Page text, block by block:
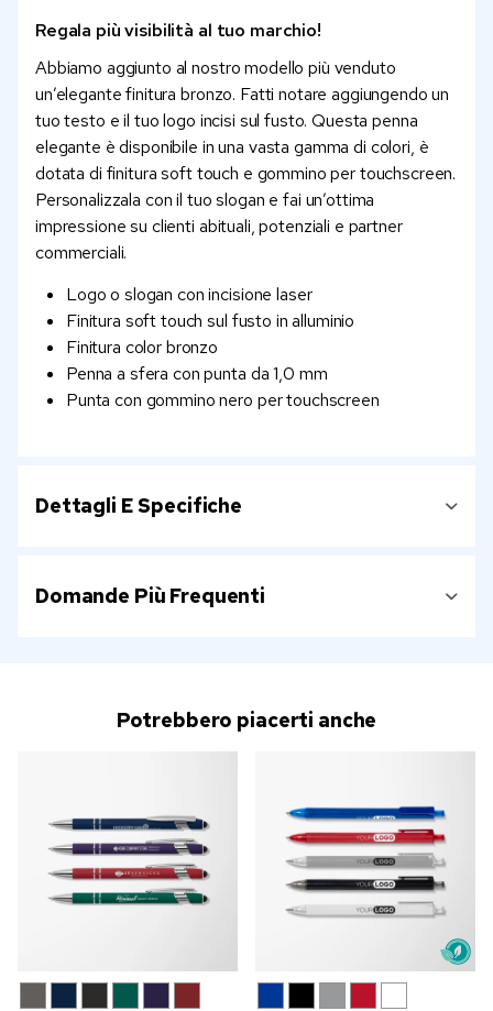
Regala più visibilità al tuo marchio!
Abbiamo aggiunto al nostro modello più venduto
un’elegante finitura bronzo. Fatti notare aggiungendo un
tuo testo e il tuo logo incisi sul fusto. Questa penna
elegante è disponibile in una vasta gamma di colori, è
dotata di finitura soft touch e gommino per touchscreen.
Personalizzala con il tuo slogan e fai un’ottima
impressione su clienti abituali, potenziali e partner
commerciali.
Logo o slogan con incisione laser
Finitura soft touch sul fusto in alluminio
Finitura color bronzo
Penna a sfera con punta da 1,0 mm
Punta con gommino nero per touchscreen
Dettagli E Specifiche
Domande Più Frequenti
Potrebbero piacerti anche